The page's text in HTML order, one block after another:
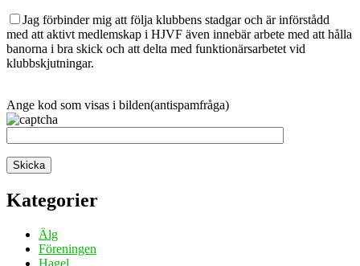
Jag förbinder mig att följa klubbens stadgar och är införstådd
med att aktivt medlemskap i HJVF även innebär arbete med att hålla
banorna i bra skick och att delta med funktionärsarbetet vid
klubbskjutningar.
Ange kod som visas i bilden(antispamfråga)
Kategorier
Älg
Föreningen
Hagel